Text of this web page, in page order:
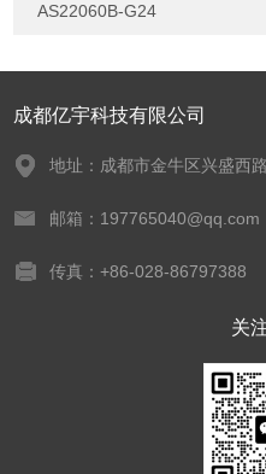
AS22060B-G24
成都亿宇科技有限公司
地址：成都市金牛区兴盛西
邮箱：197765040@qq.com
传真：+86-028-86797388
关